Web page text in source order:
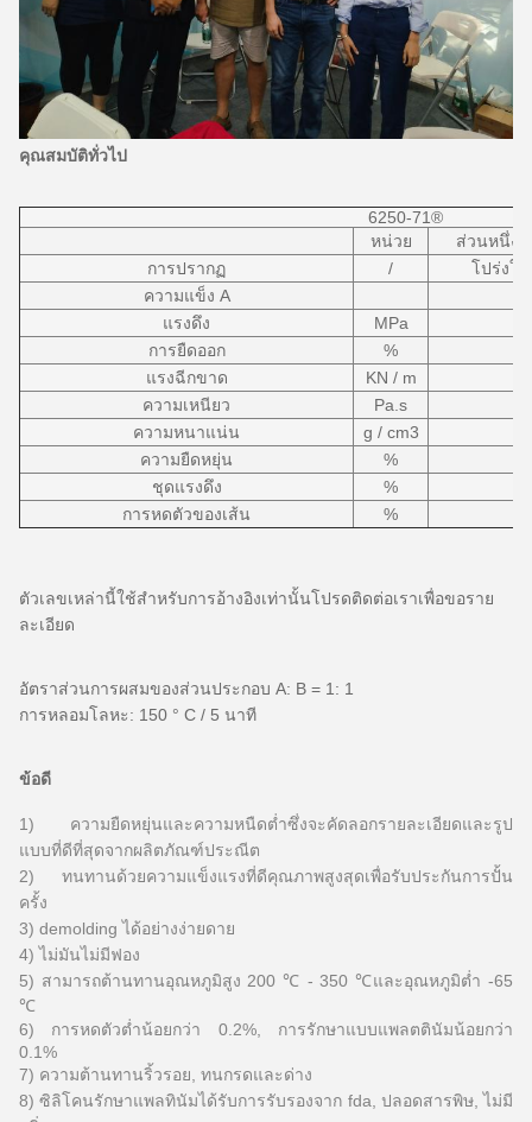
คุณสมบัติทั่วไป
6250-71®
หน่วย
ส่วนหนึ่ง -
การปรากฏ
/
โปร่งใส
ความแข็ง A
แรงดึง
MPa
การยืดออก
%
แรงฉีกขาด
KN / m
ความเหนียว
Pa.s
ความหนาแน่น
g / cm3
ความยืดหยุ่น
%
ชุดแรงดึง
%
การหดตัวของเส้น
%
ตัวเลขเหล่านี้ใช้สำหรับการอ้างอิงเท่านั้นโปรดติดต่อเราเพื่อขอราย
ละเอียด
อัตราส่วนการผสมของส่วนประกอบ A: B = 1: 1
การหลอมโลหะ: 150 ° C / 5 นาที
ข้อดี
1) ความยืดหยุ่นและความหนืดต่ำซึ่งจะคัดลอกรายละเอียดและรูป
แบบที่ดีที่สุดจากผลิตภัณฑ์ประณีต
2) ทนทานด้วยความแข็งแรงที่ดีคุณภาพสูงสุดเพื่อรับประกันการปั้น
ครั้ง
3) demolding ได้อย่างง่ายดาย
4) ไม่มันไม่มีฟอง
5) สามารถต้านทานอุณหภูมิสูง 200 ℃ - 350 ℃และอุณหภูมิต่ำ -65
℃
6) การหดตัวต่ำน้อยกว่า 0.2%, การรักษาแบบแพลตตินัมน้อยกว่า
0.1%
7) ความต้านทานริ้วรอย, ทนกรดและด่าง
8) ซิลิโคนรักษาแพลทินัมได้รับการรับรองจาก fda, ​​ปลอดสารพิษ, ไม่มี